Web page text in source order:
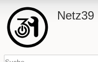
Netz39